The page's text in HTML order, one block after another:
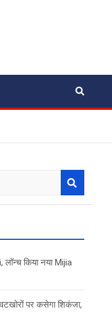
किया नया Mijia
पर कसेगा शिकंजा,